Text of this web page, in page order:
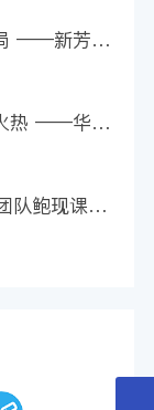
——新芳科
热 ——华远
队鲍现课题
释放，守